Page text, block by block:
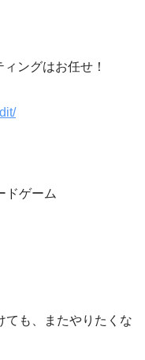
ングはお任せ！
ドゲーム
ても、またやりたくな